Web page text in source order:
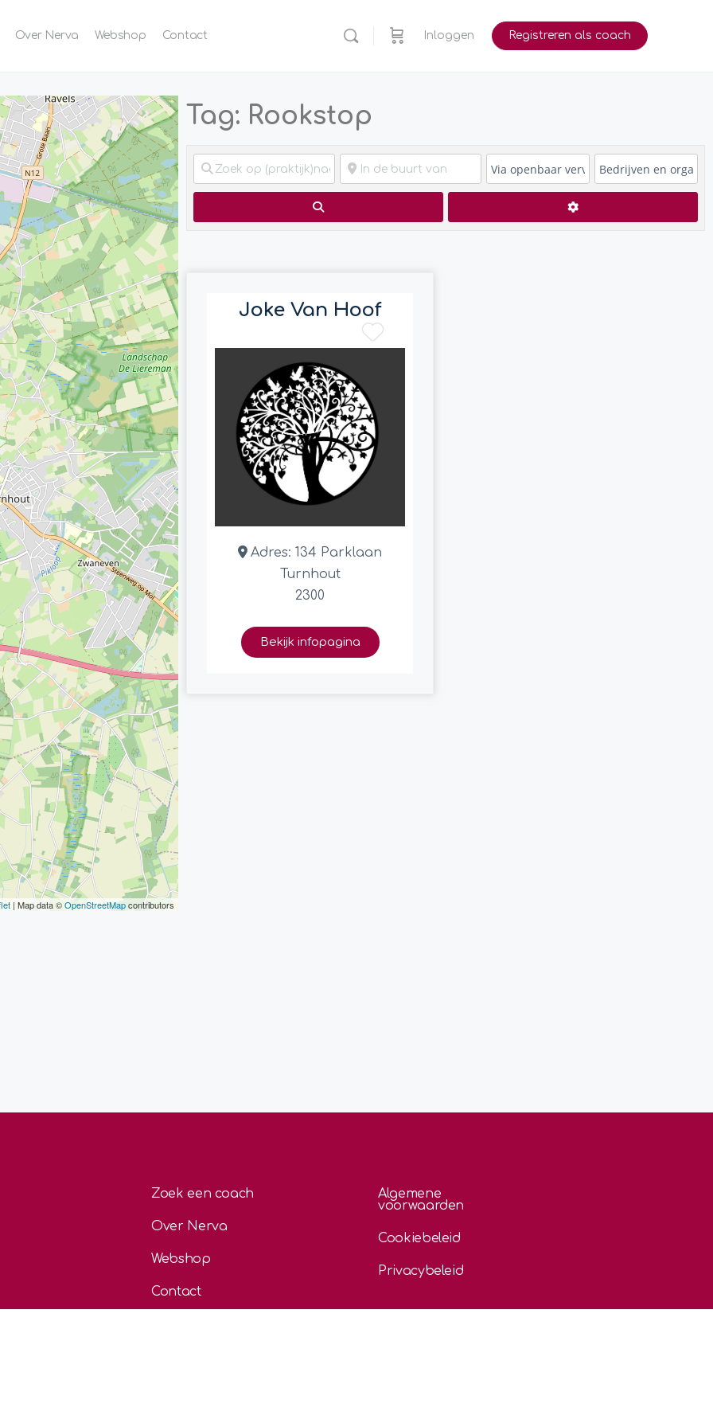
Over Nerva Webshop Contact Inloggen Registreren als coach
| Map data ©OpenStreetMapcontributors
Tag: Rookstop
Advanced Filters
Joke Van Hoof
Adres:134 Parklaan
Turnhout
2300
Bekijk infopagina
Zoek een coach
Over Nerva
Webshop
Contact
Algemene
voorwaarden
Cookiebeleid
Privacybeleid